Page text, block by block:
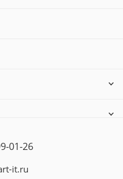
01-26
it.ru